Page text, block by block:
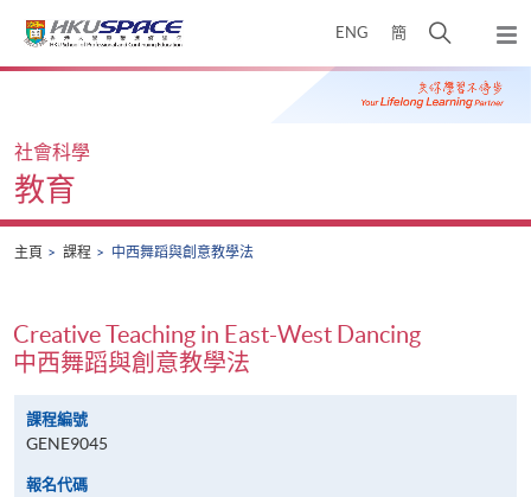
ENG 簡
開
搜
尋
彈
出
主
Main
社會科學
教育
主頁 課程 中西舞蹈與創意教學法
Creative Teaching in East-West Dancing
中西舞蹈與創意教學法
課程編號
GENE9045
報名代碼